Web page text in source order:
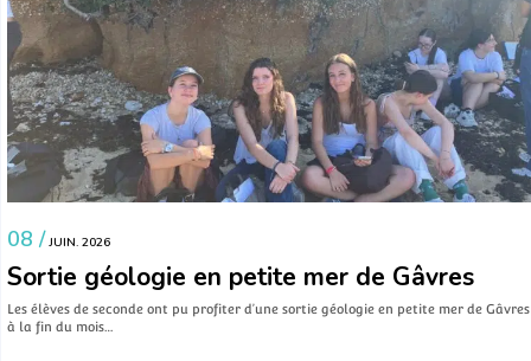
08 / JUIN. 2026
Sortie géologie en petite mer de Gâvres
Les élèves de seconde ont pu profiter d’une sortie géologie en petite mer de Gâvres
à la fin du mois…